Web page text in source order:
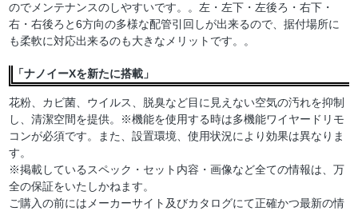
のでメンテナンスのしやすいです。。左・左下・左後ろ・右下・
右・右後ろと6方向の多様な配管引回しが出来るので、据付場所に
も柔軟に対応出来るのも大きなメリットです。。
「ナノイーXを新たに搭載」
花粉、カビ菌、ウイルス、脱臭など目に見えない空気の汚れを抑制
し、清潔空間を提供。※機能を使用する時は多機能ワイヤードリモ
コンが必須です。また、設置環境、使用状況により効果は異なりま
す。
※掲載しているスペック・セット内容・画像など全ての情報は、万
全の保証をいたしかねます。
ご購入の前にはメーカーサイト及びカタログにて正確かつ最新の情